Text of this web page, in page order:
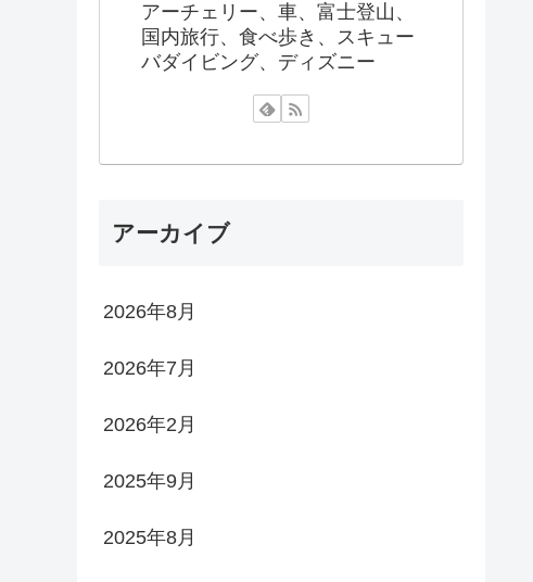
アーチェリー、車、富士登山、
国内旅行、食べ歩き、スキュー
バダイビング、ディズニー
アーカイブ
2026年8月
2026年7月
2026年2月
2025年9月
2025年8月